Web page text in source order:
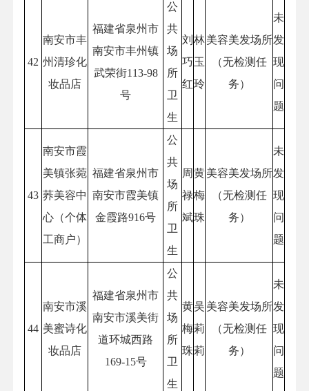
42
南安市丰
州清珍化
妆品店
福建省泉州市
南安市丰州镇
武荣街113-98
号
公
共
场
所
卫
生
刘
巧
红
林
玉
玲
美容美发场所
（无检测任
务）
未
发
现
问
题
43
南安市霞
美镇张菀
荞美容中
心（个体
工商户）
福建省泉州市
南安市霞美镇
金霞路916号
公
共
场
所
卫
生
周
禄
斌
黄
梅
珠
美容美发场所
（无检测任
务）
未
发
现
问
题
44
南安市溪
美蜜诗化
妆品店
福建省泉州市
南安市溪美街
道环城西路
169-15号
公
共
场
所
卫
生
黄
梅
珠
吴
莉
莉
美容美发场所
（无检测任
务）
未
发
现
问
题